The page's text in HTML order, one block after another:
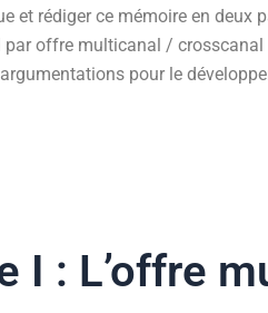
et rédiger ce mémoire en deux
par offre multicanal /
pour le
I : L’offre